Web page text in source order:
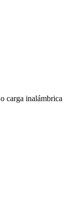
carga inalámbrica